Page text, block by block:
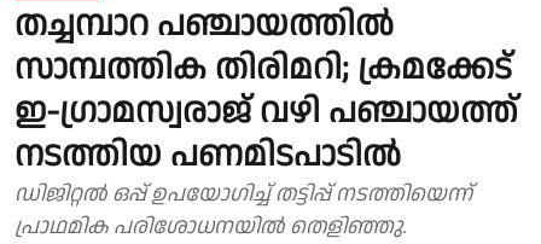
തച്ചമ്പാറ പഞ്ചായത്തിൽ
സാമ്പത്തിക തിരിമറി; ക്രമക്കേട്
ഇ-ഗ്രാമസ്വരാജ് വഴി പഞ്ചായത്ത്
നടത്തിയ പണമിടപാടിൽ
ഡിജിറ്റൽ ഒപ്പ് ഉപയോഗിച്ച് തട്ടിപ്പ് നടത്തിയെന്ന്
പ്രാഥമിക പരിശോധനയിൽ തെളിഞ്ഞു.